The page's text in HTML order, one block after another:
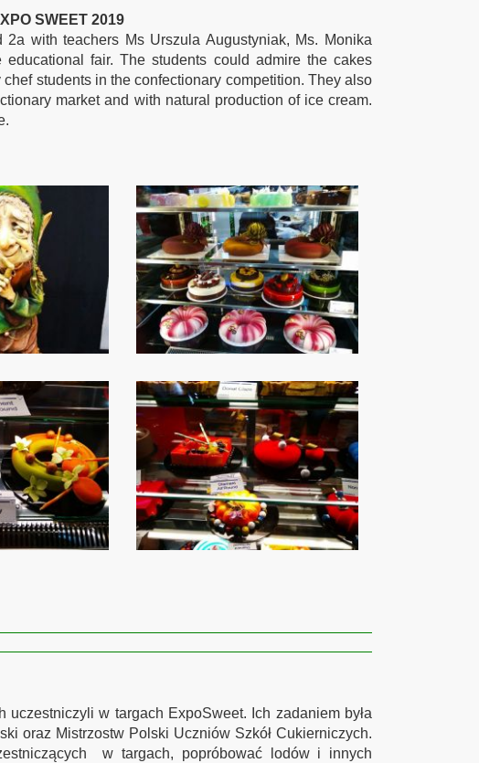
SWEET 2019
with teachers Ms Urszula Augustyniak, Ms. Monika
fair. The students could admire the cakes
students in the confectionary competition. They also
market and with natural production of ice cream.
w targach ExpoSweet. Ich zadaniem była
oraz Mistrzostw Polski Uczniów Szkół Cukierniczych.
w targach, popróbować lodów i innych